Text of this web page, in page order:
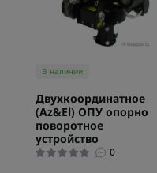
В наличии
Двухкоординатное
(Az&El) ОПУ опорно
поворотное
устройство
0